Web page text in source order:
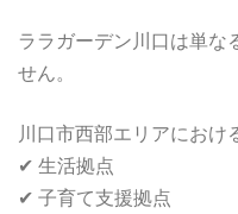
ララガーデン川口は単な
せん。
川口市西部エリアにおけ
✔ 生活拠点
✔ 子育て支援拠点